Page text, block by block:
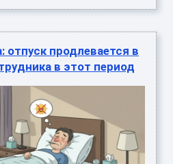
отпуск продлевается в
в этот период